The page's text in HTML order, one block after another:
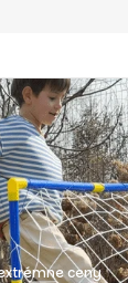
ceny